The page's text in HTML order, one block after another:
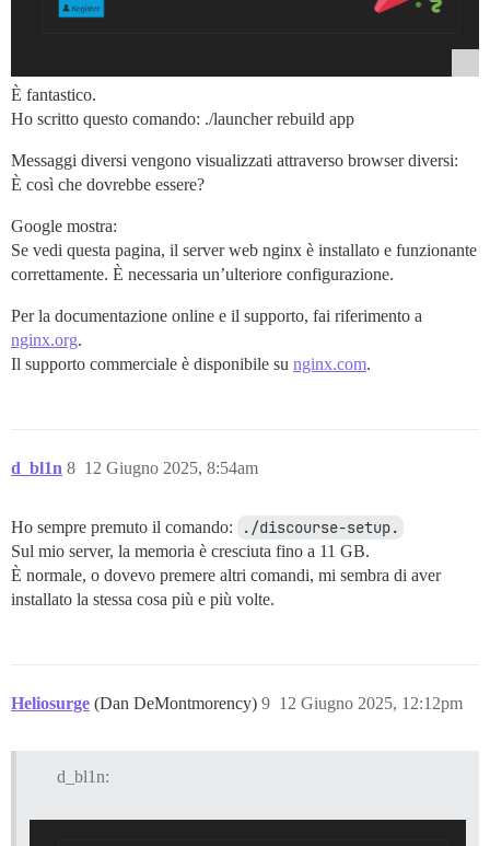
È fantastico.
Ho scritto questo comando: ./launcher rebuild app
Messaggi diversi vengono visualizzati attraverso browser diversi:
È così che dovrebbe essere?
Google mostra:
Se vedi questa pagina, il server web nginx è installato e funzionante
correttamente. È necessaria un’ulteriore configurazione.
Per la documentazione online e il supporto, fai riferimento a
nginx.org.
Il supporto commerciale è disponibile su nginx.com.
d_bl1n 12 Giugno 2025, 8:54am
8
Ho sempre premuto il comando: ./discourse-setup.
Sul mio server, la memoria è cresciuta fino a 11 GB.
È normale, o dovevo premere altri comandi, mi sembra di aver
installato la stessa cosa più e più volte.
Heliosurge (Dan DeMontmorency) 12 Giugno 2025, 12:12pm
9
d_bl1n: